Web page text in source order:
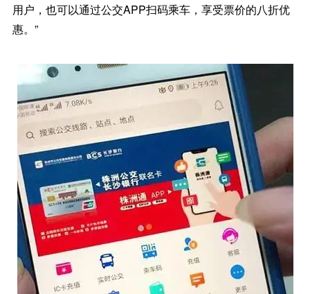
用户，也可以通过公交APP扫码乘车，享受票价的八折优
惠。”